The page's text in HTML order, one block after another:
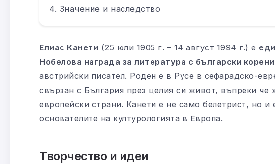
Значение и наследство
Елиас Канети (25 юли 1905 г. – 14 август 1994 г.) е
Нобелова награда за литература с български корени
австрийски писател. Роден е в Русе в сефарадско-
свързан с България през целия си живот, въпреки че
европейски страни. Канети е не само белетрист, но и
основателите на културологията в Европа.
Творчество и идеи